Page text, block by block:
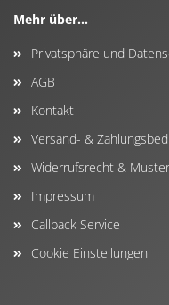
Mehr über...
Privatsphäre und
AGB
Kontakt
Versand- &
Widerrufsrecht &
Impressum
Callback Service
Cookie Einstellungen